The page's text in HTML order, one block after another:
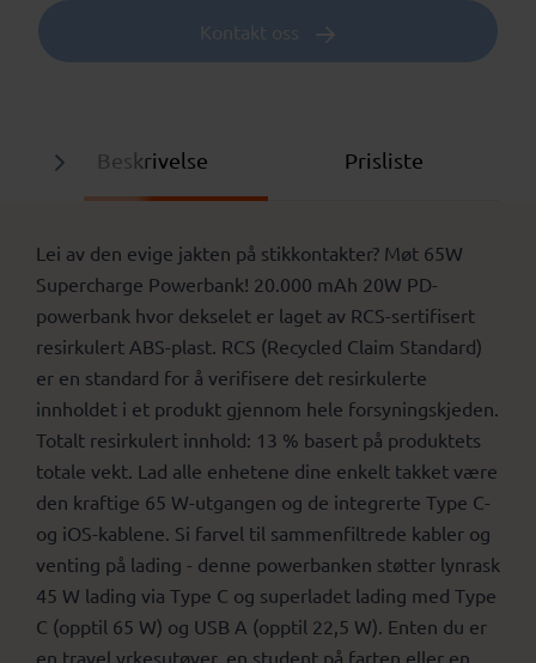
Kontakt oss
Beskrivelse Prisliste
Lei av den evige jakten på stikkontakter? Møt 65W
Supercharge Powerbank! 20.000 mAh 20W PD-
powerbank hvor dekselet er laget av RCS-sertifisert
resirkulert ABS-plast. RCS (Recycled Claim Standard)
er en standard for å verifisere det resirkulerte
innholdet i et produkt gjennom hele forsyningskjeden.
Totalt resirkulert innhold: 13 % basert på produktets
totale vekt. Lad alle enhetene dine enkelt takket være
den kraftige 65 W-utgangen og de integrerte Type C-
og iOS-kablene. Si farvel til sammenfiltrede kabler og
venting på lading - denne powerbanken støtter lynrask
45 W lading via Type C og superladet lading med Type
C (opptil 65 W) og USB A (opptil 22,5 W). Enten du er
en travel yrkesutøver, en student på farten eller en